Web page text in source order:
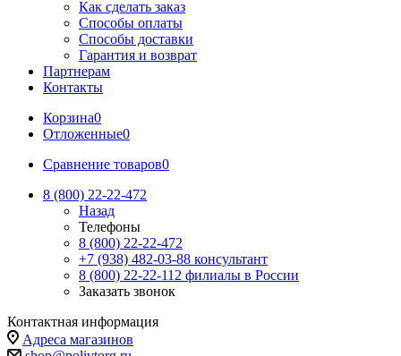
Как сделать заказ
Способы оплаты
Способы доставки
Гарантия и возврат
Партнерам
Контакты
Корзина0
Отложенные0
Сравнение товаров0
8 (800) 22-22-472
Назад
Телефоны
8 (800) 22-22-472
+7 (938) 482-03-88 консультант
8 (800) 22-22-112 филиалы в России
Заказать звонок
Контактная информация
Адреса магазинов